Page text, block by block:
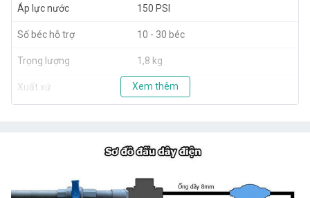
Áp lực nước 150 PSI
Số béc hỗ trợ 10 - 30 béc
Trọng lượng 1,8 kg
Xuất xứ Taiwan
Xem thêm